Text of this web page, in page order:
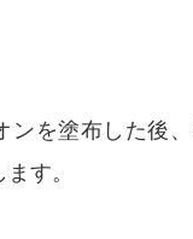
ンを塗布した後
す。